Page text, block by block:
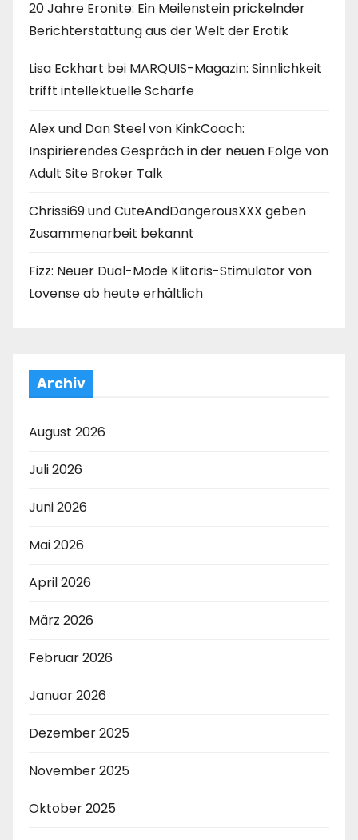
20 Jahre Eronite: Ein Meilenstein prickelnder
Berichterstattung aus der Welt der Erotik
Lisa Eckhart bei MARQUIS-Magazin: Sinnlichkeit
trifft intellektuelle Schärfe
Alex und Dan Steel von KinkCoach:
Inspirierendes Gespräch in der neuen Folge von
Adult Site Broker Talk
Chrissi69 und CuteAndDangerousXXX geben
Zusammenarbeit bekannt
Fizz: Neuer Dual-Mode Klitoris-Stimulator von
Lovense ab heute erhältlich
Archiv
August 2026
Juli 2026
Juni 2026
Mai 2026
April 2026
März 2026
Februar 2026
Januar 2026
Dezember 2025
November 2025
Oktober 2025